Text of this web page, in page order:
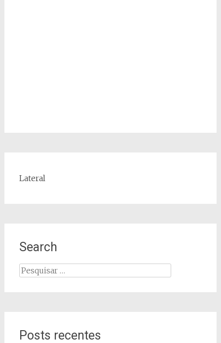
Lateral
Search
Pesquisar
Posts recentes